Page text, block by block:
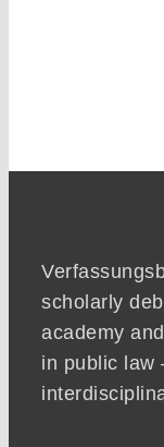
scholarly
academy
in public law